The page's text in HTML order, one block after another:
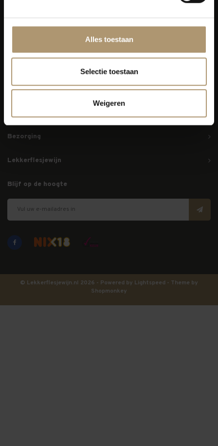
Alles toestaan
Selectie toestaan
Weigeren
2431 AE Noorden
info@lekkerflesjewijn.nl
Bezorging
Lekkerflesjewijn
Blijf op de hoogte
© Lekkerflesjewijn.nl 2026 - Powered by Lightspeed - Theme by
Shopmonkey